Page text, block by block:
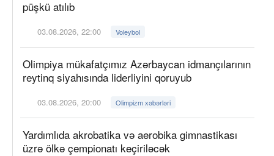
püşkü atılıb
03.08.2026, 22:00 Voleybol
Olimpiya mükafatçımız Azərbaycan idmançılarının
reytinq siyahısında liderliyini qoruyub
03.08.2026, 20:00 Olimpizm xəbərləri
Yardımlıda akrobatika və aerobika gimnastikası
üzrə ölkə çempionatı keçiriləcək